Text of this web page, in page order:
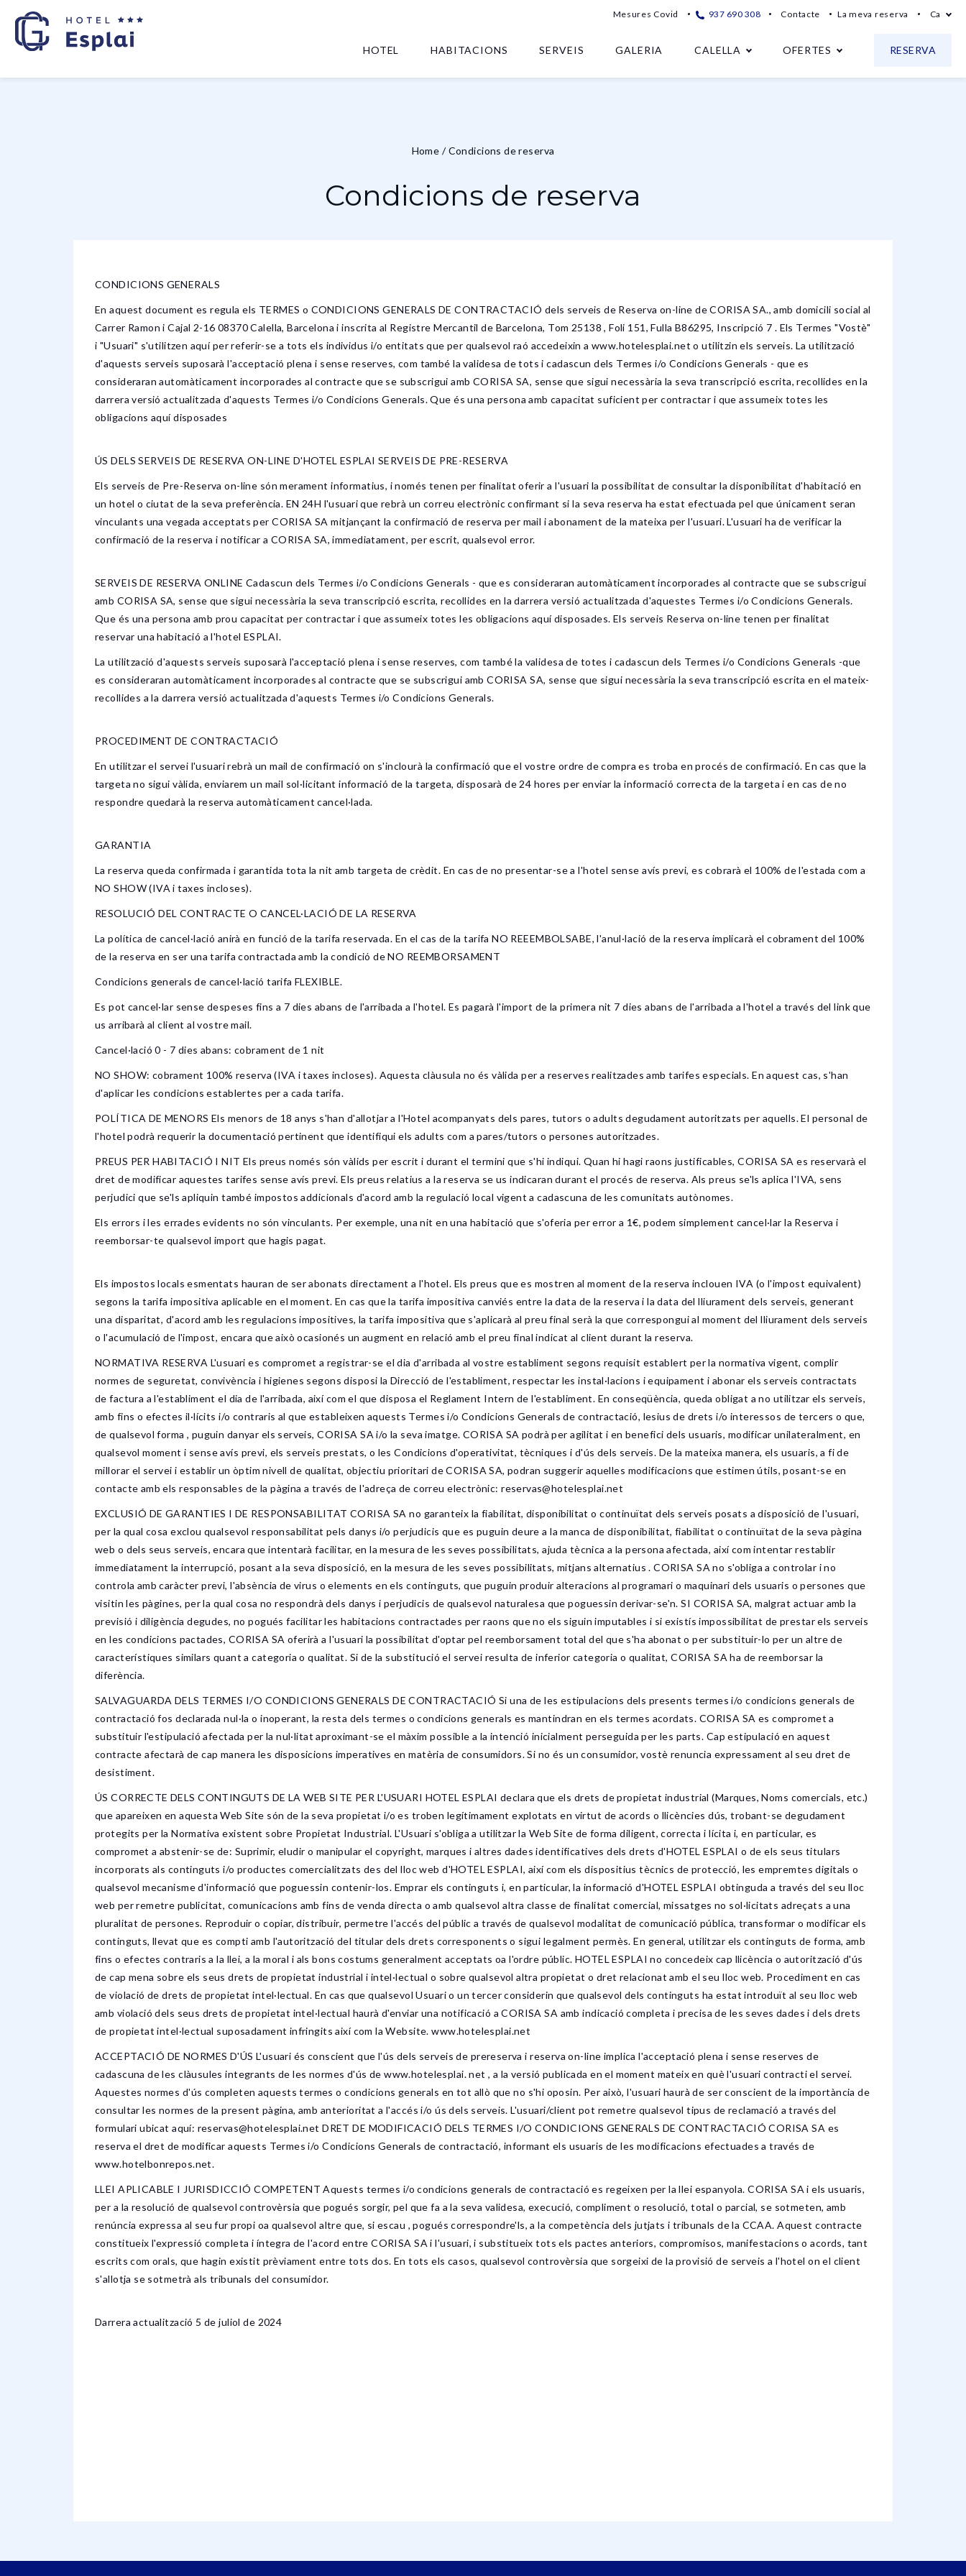
Mesures Covid 937 690 308 Contacte La meva reserva Ca
HOTEL HABITACIONS SERVEIS GALERIA CALELLA OFERTES RESERVA
Home /Condicions de reserva
Condicions de reserva
CONDICIONS GENERALS
En aquest document es regula els TERMES o CONDICIONS GENERALS DE CONTRACTACIÓ dels serveis de Reserva on-line de CORISA SA., amb domicili social al
Carrer Ramon i Cajal 2-16 08370 Calella, Barcelona i inscrita al Registre Mercantil de Barcelona, Tom 25138 , Foli 151, Fulla B86295, Inscripció 7 . Els Termes "Vostè"
i "Usuari" s'utilitzen aquí per referir-se a tots els individus i/o entitats que per qualsevol raó accedeixin a www.hotelesplai.net o utilitzin els serveis. La utilització
d'aquests serveis suposarà l'acceptació plena i sense reserves, com també la validesa de tots i cadascun dels Termes i/o Condicions Generals - que es
consideraran automàticament incorporades al contracte que se subscrigui amb CORISA SA, sense que sigui necessària la seva transcripció escrita, recollides en la
darrera versió actualitzada d'aquests Termes i/o Condicions Generals. Que és una persona amb capacitat suficient per contractar i que assumeix totes les
obligacions aquí disposades
ÚS DELS SERVEIS DE RESERVA ON-LINE D'HOTEL ESPLAI SERVEIS DE PRE-RESERVA
Els serveis de Pre-Reserva on-line són merament informatius, i només tenen per finalitat oferir a l'usuari la possibilitat de consultar la disponibilitat d'habitació en
un hotel o ciutat de la seva preferència. EN 24H l'usuari que rebrà un correu electrònic confirmant si la seva reserva ha estat efectuada pel que únicament seran
vinculants una vegada acceptats per CORISA SA mitjançant la confirmació de reserva per mail i abonament de la mateixa per l'usuari. L'usuari ha de verificar la
confirmació de la reserva i notificar a CORISA SA, immediatament, per escrit, qualsevol error.
SERVEIS DE RESERVA ONLINE Cadascun dels Termes i/o Condicions Generals - que es consideraran automàticament incorporades al contracte que se subscrigui
amb CORISA SA, sense que sigui necessària la seva transcripció escrita, recollides en la darrera versió actualitzada d'aquestes Termes i/o Condicions Generals.
Que és una persona amb prou capacitat per contractar i que assumeix totes les obligacions aquí disposades. Els serveis Reserva on-line tenen per finalitat
reservar una habitació a l'hotel ESPLAI.
La utilització d'aquests serveis suposarà l'acceptació plena i sense reserves, com també la validesa de totes i cadascun dels Termes i/o Condicions Generals -que
es consideraran automàticament incorporades al contracte que se subscrigui amb CORISA SA, sense que sigui necessària la seva transcripció escrita en el mateix-
recollides a la darrera versió actualitzada d'aquests Termes i/o Condicions Generals.
PROCEDIMENT DE CONTRACTACIÓ
En utilitzar el servei l'usuari rebrà un mail de confirmació on s'inclourà la confirmació que el vostre ordre de compra es troba en procés de confirmació. En cas que la
targeta no sigui vàlida, enviarem un mail sol·licitant informació de la targeta, disposarà de 24 hores per enviar la informació correcta de la targeta i en cas de no
respondre quedarà la reserva automàticament cancel·lada.
GARANTIA
La reserva queda confirmada i garantida tota la nit amb targeta de crèdit. En cas de no presentar-se a l'hotel sense avís previ, es cobrarà el 100% de l'estada com a
NO SHOW (IVA i taxes incloses).
RESOLUCIÓ DEL CONTRACTE O CANCEL·LACIÓ DE LA RESERVA
La política de cancel·lació anirà en funció de la tarifa reservada. En el cas de la tarifa NO REEEMBOLSABE, l'anul·lació de la reserva implicarà el cobrament del 100%
de la reserva en ser una tarifa contractada amb la condició de NO REEMBORSAMENT
Condicions generals de cancel·lació tarifa FLEXIBLE.
Es pot cancel·lar sense despeses fins a 7 dies abans de l'arribada a l'hotel. Es pagarà l'import de la primera nit 7 dies abans de l'arribada a l'hotel a través del link que
us arribarà al client al vostre mail.
Cancel·lació 0 - 7 dies abans: cobrament de 1 nit
NO SHOW: cobrament 100% reserva (IVA i taxes incloses). Aquesta clàusula no és vàlida per a reserves realitzades amb tarifes especials. En aquest cas, s'han
d'aplicar les condicions establertes per a cada tarifa.
POLÍTICA DE MENORS Els menors de 18 anys s'han d'allotjar a l'Hotel acompanyats dels pares, tutors o adults degudament autoritzats per aquells. El personal de
l'hotel podrà requerir la documentació pertinent que identifiqui els adults com a pares/tutors o persones autoritzades.
PREUS PER HABITACIÓ I NIT Els preus només són vàlids per escrit i durant el termini que s'hi indiqui. Quan hi hagi raons justificables, CORISA SA es reservarà el
dret de modificar aquestes tarifes sense avís previ. Els preus relatius a la reserva se us indicaran durant el procés de reserva. Als preus se'ls aplica l'IVA, sens
perjudici que se'ls apliquin també impostos addicionals d'acord amb la regulació local vigent a cadascuna de les comunitats autònomes.
Els errors i les errades evidents no són vinculants. Per exemple, una nit en una habitació que s'oferia per error a 1€, podem simplement cancel·lar la Reserva i
reemborsar-te qualsevol import que hagis pagat.
Els impostos locals esmentats hauran de ser abonats directament a l'hotel. Els preus que es mostren al moment de la reserva inclouen IVA (o l'impost equivalent)
segons la tarifa impositiva aplicable en el moment. En cas que la tarifa impositiva canviés entre la data de la reserva i la data del lliurament dels serveis, generant
una disparitat, d'acord amb les regulacions impositives, la tarifa impositiva que s'aplicarà al preu final serà la que correspongui al moment del lliurament dels serveis
o l'acumulació de l'impost, encara que això ocasionés un augment en relació amb el preu final indicat al client durant la reserva.
NORMATIVA RESERVA L'usuari es compromet a registrar-se el dia d'arribada al vostre establiment segons requisit establert per la normativa vigent, complir
normes de seguretat, convivència i higienes segons disposi la Direcció de l'establiment, respectar les instal·lacions i equipament i abonar els serveis contractats
de factura a l'establiment el dia de l'arribada, així com el que disposa el Reglament Intern de l'establiment. En conseqüència, queda obligat a no utilitzar els serveis,
amb fins o efectes il·lícits i/o contraris al que estableixen aquests Termes i/o Condicions Generals de contractació, lesius de drets i/o interessos de tercers o que,
de qualsevol forma , puguin danyar els serveis, CORISA SA i/o la seva imatge. CORISA SA podrà per agilitat i en benefici dels usuaris, modificar unilateralment, en
qualsevol moment i sense avís previ, els serveis prestats, o les Condicions d'operativitat, tècniques i d'ús dels serveis. De la mateixa manera, els usuaris, a fi de
millorar el servei i establir un òptim nivell de qualitat, objectiu prioritari de CORISA SA, podran suggerir aquelles modificacions que estimen útils, posant-se en
contacte amb els responsables de la pàgina a través de l'adreça de correu electrònic: reservas@hotelesplai.net
EXCLUSIÓ DE GARANTIES I DE RESPONSABILITAT CORISA SA no garanteix la fiabilitat, disponibilitat o continuïtat dels serveis posats a disposició de l'usuari,
per la qual cosa exclou qualsevol responsabilitat pels danys i/o perjudicis que es puguin deure a la manca de disponibilitat, fiabilitat o continuïtat de la seva pàgina
web o dels seus serveis, encara que intentarà facilitar, en la mesura de les seves possibilitats, ajuda tècnica a la persona afectada, així com intentar restablir
immediatament la interrupció, posant a la seva disposició, en la mesura de les seves possibilitats, mitjans alternatius . CORISA SA no s'obliga a controlar i no
controla amb caràcter previ, l'absència de virus o elements en els continguts, que puguin produir alteracions al programari o maquinari dels usuaris o persones que
visitin les pàgines, per la qual cosa no respondrà dels danys i perjudicis de qualsevol naturalesa que poguessin derivar-se'n. SI CORISA SA, malgrat actuar amb la
previsió i diligència degudes, no pogués facilitar les habitacions contractades per raons que no els siguin imputables i si existís impossibilitat de prestar els serveis
en les condicions pactades, CORISA SA oferirà a l'usuari la possibilitat d'optar pel reemborsament total del que s'ha abonat o per substituir-lo per un altre de
característiques similars quant a categoria o qualitat. Si de la substitució el servei resulta de inferior categoria o qualitat, CORISA SA ha de reemborsar la
diferència.
SALVAGUARDA DELS TERMES I/O CONDICIONS GENERALS DE CONTRACTACIÓ Si una de les estipulacions dels presents termes i/o condicions generals de
contractació fos declarada nul·la o inoperant, la resta dels termes o condicions generals es mantindran en els termes acordats. CORISA SA es compromet a
substituir l'estipulació afectada per la nul·litat aproximant-se el màxim possible a la intenció inicialment perseguida per les parts. Cap estipulació en aquest
contracte afectarà de cap manera les disposicions imperatives en matèria de consumidors. Si no és un consumidor, vostè renuncia expressament al seu dret de
desistiment.
ÚS CORRECTE DELS CONTINGUTS DE LA WEB SITE PER L'USUARI HOTEL ESPLAI declara que els drets de propietat industrial (Marques, Noms comercials, etc.)
que apareixen en aquesta Web Site són de la seva propietat i/o es troben legítimament explotats en virtut de acords o llicències dús, trobant-se degudament
protegits per la Normativa existent sobre Propietat Industrial. L'Usuari s'obliga a utilitzar la Web Site de forma diligent, correcta i lícita i, en particular, es
compromet a abstenir-se de: Suprimir, eludir o manipular el copyright, marques i altres dades identificatives dels drets d'HOTEL ESPLAI o de els seus titulars
incorporats als continguts i/o productes comercialitzats des del lloc web d'HOTEL ESPLAI, així com els dispositius tècnics de protecció, les empremtes digitals o
qualsevol mecanisme d'informació que poguessin contenir-los. Emprar els continguts i, en particular, la informació d'HOTEL ESPLAI obtinguda a través del seu lloc
web per remetre publicitat, comunicacions amb fins de venda directa o amb qualsevol altra classe de finalitat comercial, missatges no sol·licitats adreçats a una
pluralitat de persones. Reproduir o copiar, distribuir, permetre l'accés del públic a través de qualsevol modalitat de comunicació pública, transformar o modificar els
continguts, llevat que es compti amb l'autorització del titular dels drets corresponents o sigui legalment permès. En general, utilitzar els continguts de forma, amb
fins o efectes contraris a la llei, a la moral i als bons costums generalment acceptats oa l'ordre públic. HOTEL ESPLAI no concedeix cap llicència o autorització d'ús
de cap mena sobre els seus drets de propietat industrial i intel·lectual o sobre qualsevol altra propietat o dret relacionat amb el seu lloc web. Procediment en cas
de violació de drets de propietat intel·lectual. En cas que qualsevol Usuari o un tercer considerin que qualsevol dels continguts ha estat introduït al seu lloc web
amb violació dels seus drets de propietat intel·lectual haurà d'enviar una notificació a CORISA SA amb indicació completa i precisa de les seves dades i dels drets
de propietat intel·lectual suposadament infringits així com la Website. www.hotelesplai.net
ACCEPTACIÓ DE NORMES D'ÚS L'usuari és conscient que l'ús dels serveis de prereserva i reserva on-line implica l'acceptació plena i sense reserves de
cadascuna de les clàusules integrants de les normes d'ús de www.hotelesplai. net , a la versió publicada en el moment mateix en què l'usuari contracti el servei.
Aquestes normes d'ús completen aquests termes o condicions generals en tot allò que no s'hi oposin. Per això, l'usuari haurà de ser conscient de la importància de
consultar les normes de la present pàgina, amb anterioritat a l'accés i/o ús dels serveis. L'usuari/client pot remetre qualsevol tipus de reclamació a través del
formulari ubicat aquí: reservas@hotelesplai.net DRET DE MODIFICACIÓ DELS TERMES I/O CONDICIONS GENERALS DE CONTRACTACIÓ CORISA SA es
reserva el dret de modificar aquests Termes i/o Condicions Generals de contractació, informant els usuaris de les modificacions efectuades a través de
www.hotelbonrepos.net.
LLEI APLICABLE I JURISDICCIÓ COMPETENT Aquests termes i/o condicions generals de contractació es regeixen per la llei espanyola. CORISA SA i els usuaris,
per a la resolució de qualsevol controvèrsia que pogués sorgir, pel que fa a la seva validesa, execució, compliment o resolució, total o parcial, se sotmeten, amb
renúncia expressa al seu fur propi oa qualsevol altre que, si escau , pogués correspondre'ls, a la competència dels jutjats i tribunals de la CCAA. Aquest contracte
constitueix l'expressió completa i íntegra de l'acord entre CORISA SA i l'usuari, i substitueix tots els pactes anteriors, compromisos, manifestacions o acords, tant
escrits com orals, que hagin existit prèviament entre tots dos. En tots els casos, qualsevol controvèrsia que sorgeixi de la provisió de serveis a l'hotel on el client
s'allotja se sotmetrà als tribunals del consumidor.
Darrera actualització 5 de juliol de 2024